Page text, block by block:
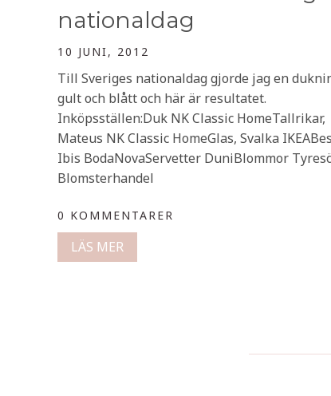
nationaldag
10 JUNI, 2012
Till Sveriges nationaldag gjorde jag en
gult och blått och här är resultatet.
Inköpsställen:Duk NK Classic HomeTallrikar,
Mateus NK Classic HomeGlas, Svalka
Ibis BodaNovaServetter DuniBlommor
Blomsterhandel
0 KOMMENTARER
LÄS MER